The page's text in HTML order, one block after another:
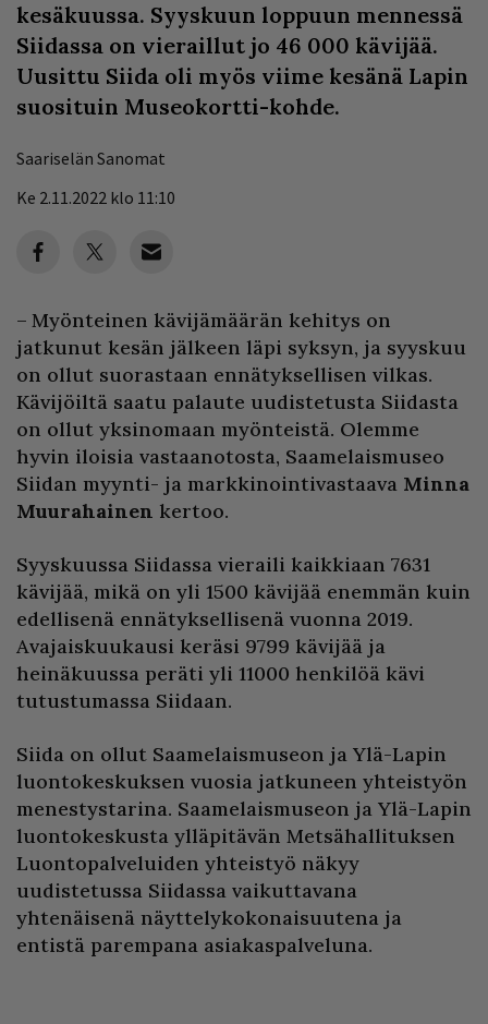
kesäkuussa. Syyskuun loppuun mennessä
Siidassa on vieraillut jo 46 000 kävijää.
Uusittu Siida oli myös viime kesänä Lapin
suosituin Museokortti-kohde.
Saariselän Sanomat
Ke 2.11.2022 klo 11:10
– Myönteinen kävijämäärän kehitys on
jatkunut kesän jälkeen läpi syksyn, ja syyskuu
on ollut suorastaan ennätyksellisen vilkas.
Kävijöiltä saatu palaute uudistetusta Siidasta
on ollut yksinomaan myönteistä. Olemme
hyvin iloisia vastaanotosta, Saamelaismuseo
Siidan myynti- ja markkinointivastaava Minna
Muurahainen kertoo.
Syyskuussa Siidassa vieraili kaikkiaan 7631
kävijää, mikä on yli 1500 kävijää enemmän kuin
edellisenä ennätyksellisenä vuonna 2019.
Avajaiskuukausi keräsi 9799 kävijää ja
heinäkuussa peräti yli 11000 henkilöä kävi
tutustumassa Siidaan.
Siida on ollut Saamelaismuseon ja Ylä-Lapin
luontokeskuksen vuosia jatkuneen yhteistyön
menestystarina. Saamelaismuseon ja Ylä-Lapin
luontokeskusta ylläpitävän Metsähallituksen
Luontopalveluiden yhteistyö näkyy
uudistetussa Siidassa vaikuttavana
yhtenäisenä näyttelykokonaisuutena ja
entistä parempana asiakaspalveluna.